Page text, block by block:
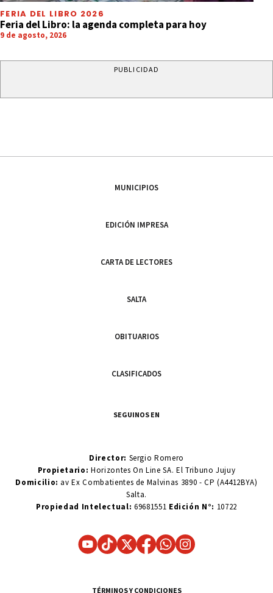
FERIA DEL LIBRO 2026
Feria del Libro: la agenda completa para hoy
9 de agosto, 2026
PUBLICIDAD
MUNICIPIOS
EDICIÓN IMPRESA
CARTA DE LECTORES
SALTA
OBITUARIOS
CLASIFICADOS
SEGUINOS EN
Director: Sergio Romero
Propietario:Horizontes On Line SA. El Tribuno Jujuy
Domicilio: av Ex Combatientes de Malvinas 3890 - CP (A4412BYA)
Salta.
Propiedad Intelectual: 69681551 Edición N°: 10722
TÉRMINOS Y CONDICIONES